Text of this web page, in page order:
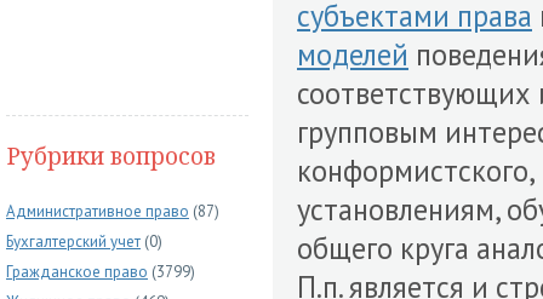
Рубрики вопросов
Административное право (87)
Бухгалтерский учет (0)
Гражданское право (3799)
субъектами права
моделей
групповым
установлениям,
общего круга
П.п. является и